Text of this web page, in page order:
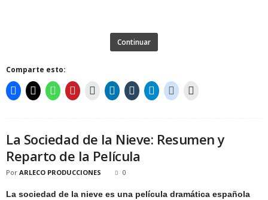
Continuar
Comparte esto:
La Sociedad de la Nieve: Resumen y
Reparto de la Película
Por ARLECO PRODUCCIONES 0
La sociedad de la nieve es una película dramática española